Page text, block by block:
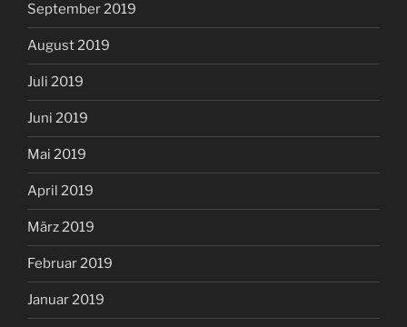
September 2019
August 2019
Juli 2019
Juni 2019
Mai 2019
April 2019
März 2019
Februar 2019
Januar 2019